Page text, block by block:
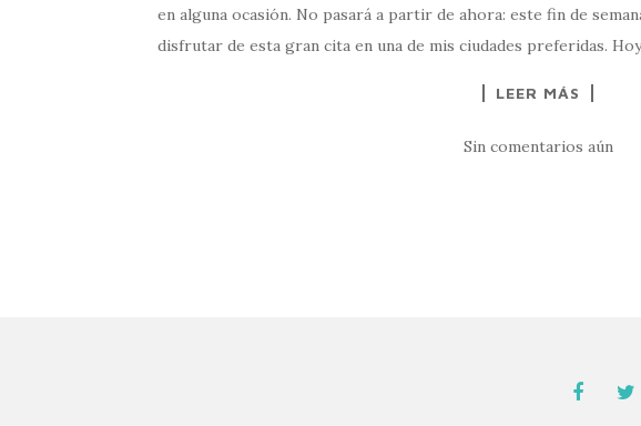
en alguna ocasión. No pasará a partir de ahora: este fin de
disfrutar de esta gran cita en una de mis ciudades preferidas.
LEER MÁS
Sin comentarios aún